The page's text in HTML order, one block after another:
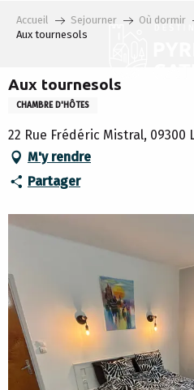
Accueil Sejourner Où dormir
Aux tournesols
Aux tournesols
CHAMBRE D'HÔTES
22 Rue Frédéric Mistral, 09300
M'y rendre
Partager